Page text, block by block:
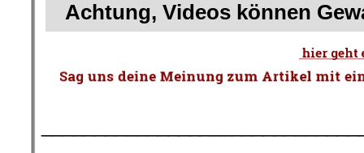
Achtung, Videos können